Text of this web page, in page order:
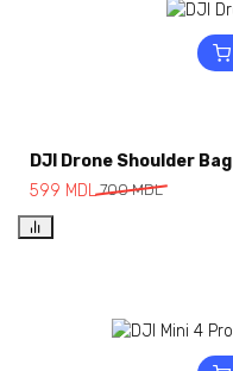
DJI Drone Shoulder Bag
700MDL
599 MDL